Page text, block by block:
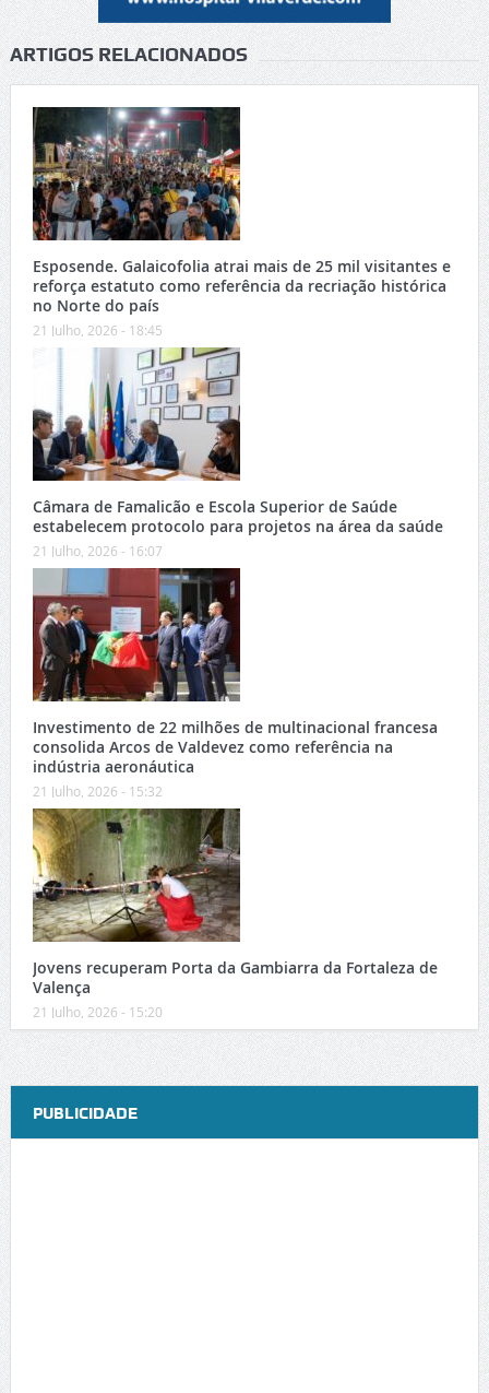
ARTIGOS RELACIONADOS
Esposende. Galaicofolia atrai mais de 25 mil visitantes e
reforça estatuto como referência da recriação histórica
no Norte do país
21 Julho, 2026 - 18:45
Câmara de Famalicão e Escola Superior de Saúde
estabelecem protocolo para projetos na área da saúde
21 Julho, 2026 - 16:07
Investimento de 22 milhões de multinacional francesa
consolida Arcos de Valdevez como referência na
indústria aeronáutica
21 Julho, 2026 - 15:32
Jovens recuperam Porta da Gambiarra da Fortaleza de
Valença
21 Julho, 2026 - 15:20
PUBLICIDADE